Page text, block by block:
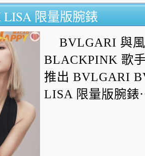
限量版腕錶
BVLGARI 與
BLACKPINK 歌
推出 BVLGARI
LISA 限量版腕